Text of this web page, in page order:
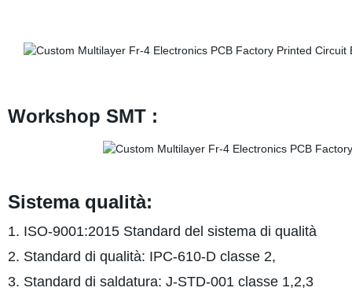
Workshop SMT :
Sistema qualità:
1. ISO-9001:2015 Standard del sistema di qualità
2. Standard di qualità: IPC-610-D classe 2,
3. Standard di saldatura: J-STD-001 classe 1,2,3